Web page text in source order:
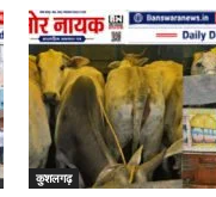
कुशलगढ़